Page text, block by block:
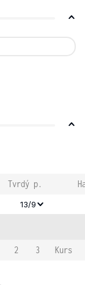
Tvrdý p.
13/9
2 3
Kurs